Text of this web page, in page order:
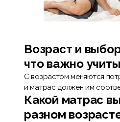
Возраст и
что важно
С возрастом меняются
и матрас должен им
Какой матрас
разном